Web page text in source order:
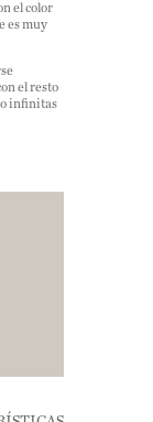
el color
es muy
el resto
infinitas